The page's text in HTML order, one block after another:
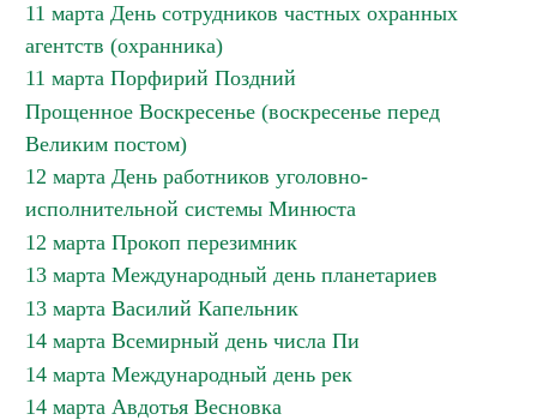
11 марта День сотрудников частных охранных
агентств (охранника)
11 марта Порфирий Поздний
Прощенное Воскресенье (воскресенье перед
Великим постом)
12 марта День работников уголовно-
исполнительной системы Минюста
12 марта Прокоп перезимник
13 марта Международный день планетариев
13 марта Василий Капельник
14 марта Всемирный день числа Пи
14 марта Международный день рек
14 марта Авдотья Весновка